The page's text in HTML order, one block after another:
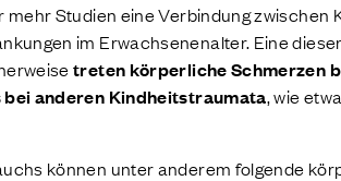
mehr Studien eine Verbindung
im Erwachsenenalter. Eine
treten körperliche Schmerzen
anderen Kindheitstraumata, wie
können unter anderem folgende